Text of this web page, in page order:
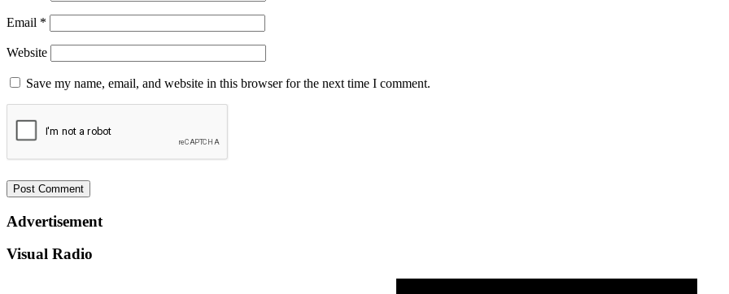
Email *
Website
Save my name, email, and website in this browser for the next time I comment.
Advertisement
Visual Radio